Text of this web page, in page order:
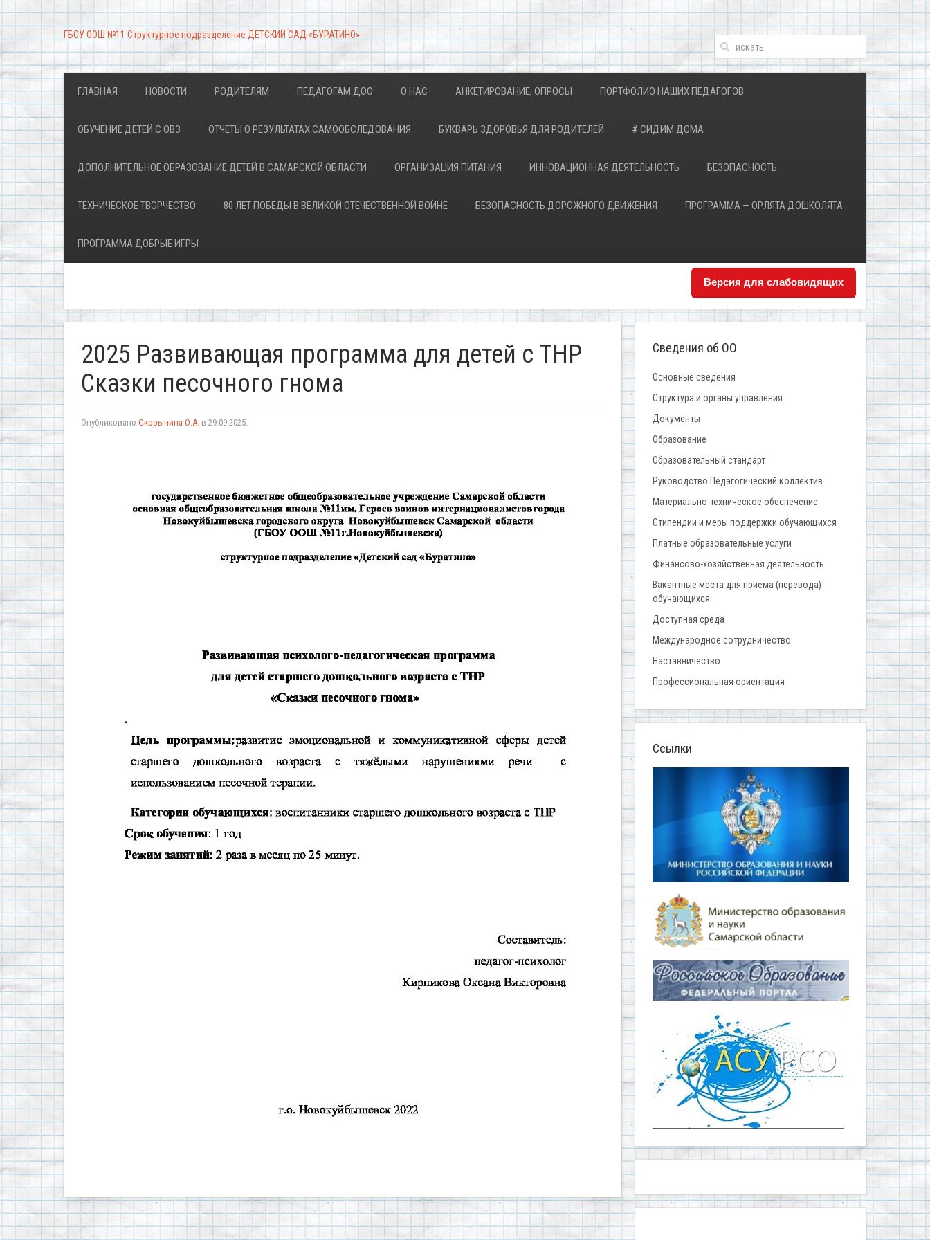
ГБОУ ООШ №11 Структурное подразделение ДЕТСКИЙ САД «БУРАТИНО»
ГЛАВНАЯ НОВОСТИ РОДИТЕЛЯМ ПЕДАГОГАМ ДОО О НАС АНКЕТИРОВАНИЕ, ОПРОСЫ ПОРТФОЛИО НАШИХ ПЕДАГОГОВ
ОБУЧЕНИЕ ДЕТЕЙ С ОВЗ ОТЧЕТЫ О РЕЗУЛЬТАТАХ САМООБСЛЕДОВАНИЯ БУКВАРЬ ЗДОРОВЬЯ ДЛЯ РОДИТЕЛЕЙ # СИДИМ ДОМА
ДОПОЛНИТЕЛЬНОЕ ОБРАЗОВАНИЕ ДЕТЕЙ В САМАРСКОЙ ОБЛАСТИ ОРГАНИЗАЦИЯ ПИТАНИЯ ИННОВАЦИОННАЯ ДЕЯТЕЛЬНОСТЬ БЕЗОПАСНОСТЬ
ТЕХНИЧЕСКОЕ ТВОРЧЕСТВО 80 ЛЕТ ПОБЕДЫ В ВЕЛИКОЙ ОТЕЧЕСТВЕННОЙ ВОЙНЕ БЕЗОПАСНОСТЬ ДОРОЖНОГО ДВИЖЕНИЯ ПРОГРАММА — ОРЛЯТА ДОШКОЛЯТА
ПРОГРАММА ДОБРЫЕ ИГРЫ
Версия для слабовидящих
2025 Развивающая программа для детей с ТНР
Сказки песочного гнома
Опубликовано Скорынина О.А. в 29.09.2025.
Сведения об ОО
Основные сведения
Структура и органы управления
Документы
Образование
Образовательный стандарт
Руководство.Педагогический коллектив.
Материально-техническое обеспечение
Стипендии и меры поддержки обучающихся
Платные образовательные услуги
Финансово-хозяйственная деятельность
Вакантные места для приема (перевода)
обучающихся
Доступная среда
Международное сотрудничество
Наставничество
Профессиональная ориентация
Ссылки